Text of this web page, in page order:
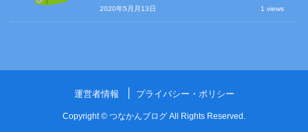
2020年5月月13日 1 views
運営者情報 プライバシー・ポリシー
Copyright © つなかんブログ All Rights Reserved.